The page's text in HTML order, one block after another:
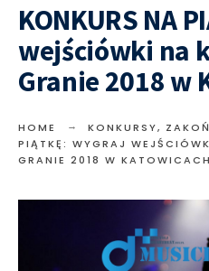
KONKURS NA
wejściówki na
Granie 2018 w
HOME KONKURSY,
PIĄTKĘ: WYGRAJ
GRANIE 2018 W KATOWICACH